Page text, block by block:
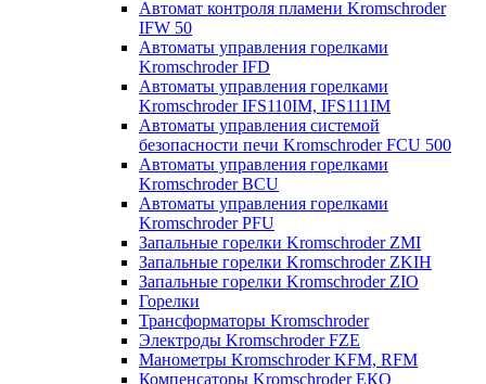
Автомат контроля пламени Kromschroder
IFW 50
Автоматы управления горелками
Kromschroder IFD
Автоматы управления горелками
Kromschroder IFS110IM, IFS111IM
Автоматы управления системой
безопасности печи Kromschroder FCU 500
Автоматы управления горелками
Kromschroder BCU
Автоматы управления горелками
Kromschroder PFU
Запальные горелки Kromschroder ZМI
Запальные горелки Kromschroder ZKIH
Запальные горелки Kromschroder ZIO
Горелки
Трансформаторы Kromschroder
Электроды Kromschroder FZE
Манометры Kromschroder KFM, RFM
Компенсаторы Kromschroder ЕКО